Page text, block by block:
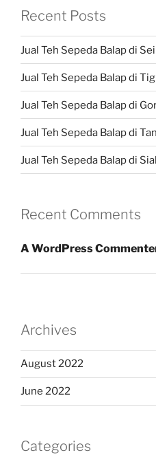
Recent Posts
Jual Teh Sepeda Balap di
Jual Teh Sepeda Balap di
Jual Teh Sepeda Balap di
Jual Teh Sepeda Balap di
Jual Teh Sepeda Balap di
Recent Comments
A WordPress
Archives
August 2022
June 2022
Categories